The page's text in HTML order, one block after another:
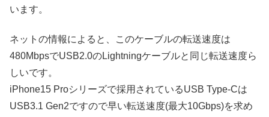
います。
ネットの情報によると、このケーブルの転送速度は
480MbpsでUSB2.0のLightningケーブルと同じ転送速度ら
しいです。
iPhone15 Proシリーズで採用されているUSB Type-Cは
USB3.1 Gen2ですので早い転送速度(最大10Gbps)を求め